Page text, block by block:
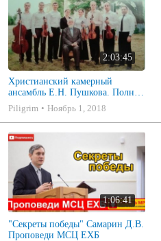
2:03:45
Христианский камерный
ансамбль Е.Н. Пушкова. Полное
собрание
Piligrim Ноябрь 1, 2018
1:06:41
"Секреты победы" Самарин Д.В.
Проповеди МСЦ ЕХБ